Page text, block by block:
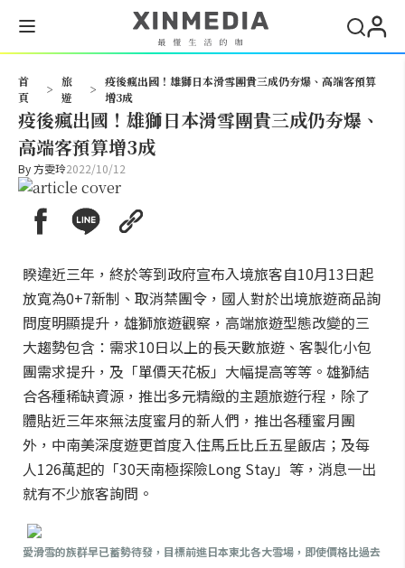
首
頁
>
旅
遊
>
疫後瘋出國！雄獅日本滑雪團貴三成仍夯爆、高端客預算
增3成
疫後瘋出國！雄獅日本滑雪團貴三成仍夯爆、
高端客預算增3成
By方雯玲2022/10/12
睽違近三年，終於等到政府宣布入境旅客自10月13日起
放寬為0+7新制、取消禁團令，國人對於出境旅遊商品詢
問度明顯提升，雄獅旅遊觀察，高端旅遊型態改變的三
大趨勢包含：需求10日以上的長天數旅遊、客製化小包
團需求提升，及「單價天花板」大幅提高等等。雄獅結
合各種稀缺資源，推出多元精緻的主題旅遊行程，除了
體貼近三年來無法度蜜月的新人們，推出各種蜜月團
外，中南美深度遊更首度入住馬丘比丘五星飯店；及每
人126萬起的「30天南極探險Long Stay」等，消息一出
就有不少旅客詢問。
愛滑雪的族群早已蓄勢待發，目標前進日本東北各大雪場，即使價格比過去